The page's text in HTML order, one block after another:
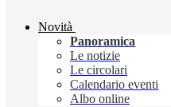
Novità
Panoramica
Le notizie
Le circolari
Calendario eventi
Albo online